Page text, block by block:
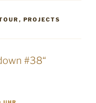
, PROJECTS
#38“